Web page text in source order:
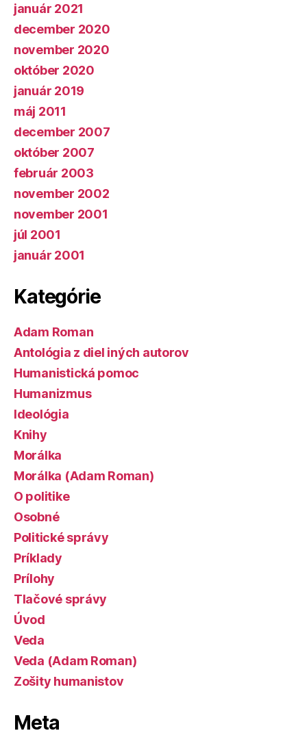
január 2021
december 2020
november 2020
október 2020
január 2019
máj 2011
december 2007
október 2007
február 2003
november 2002
november 2001
júl 2001
január 2001
Kategórie
Adam Roman
Antológia z diel iných autorov
Humanistická pomoc
Humanizmus
Ideológia
Knihy
Morálka
Morálka (Adam Roman)
O politike
Osobné
Politické správy
Príklady
Prílohy
Tlačové správy
Úvod
Veda
Veda (Adam Roman)
Zošity humanistov
Meta